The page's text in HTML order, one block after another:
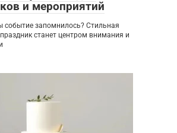
и мероприятий
событие запомнилось? Стильная
станет центром внимания и